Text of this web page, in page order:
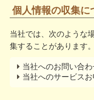
個人情報の収集に
当社では、次のような
集することがあります。
当社へのお問い合
当社へのサービス